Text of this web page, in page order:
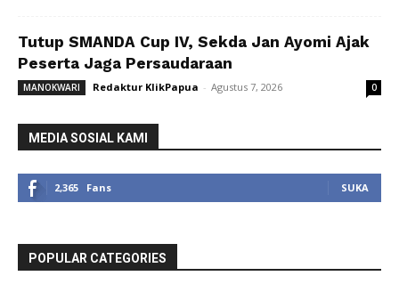
Tutup SMANDA Cup IV, Sekda Jan Ayomi Ajak
Peserta Jaga Persaudaraan
MANOKWARI Redaktur KlikPapua - Agustus 7, 2026 0
MEDIA SOSIAL KAMI
2,365 Fans SUKA
POPULAR CATEGORIES